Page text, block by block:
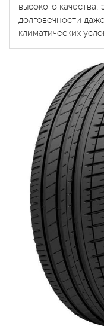
высокого качества,
долговечности
климатических